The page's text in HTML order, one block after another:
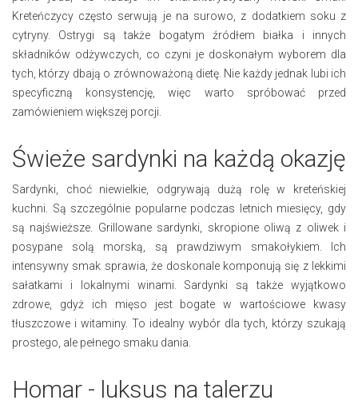
Kreteńczycy często serwują je na surowo, z dodatkiem soku z
cytryny. Ostrygi są także bogatym źródłem białka i innych
składników odżywczych, co czyni je doskonałym wyborem dla
tych, którzy dbają o zrównoważoną dietę. Nie każdy jednak lubi ich
specyficzną konsystencję, więc warto spróbować przed
zamówieniem większej porcji.
Świeże sardynki na każdą okazję
Sardynki, choć niewielkie, odgrywają dużą rolę w kreteńskiej
kuchni. Są szczególnie popularne podczas letnich miesięcy, gdy
są najświeższe. Grillowane sardynki, skropione oliwą z oliwek i
posypane solą morską, są prawdziwym smakołykiem. Ich
intensywny smak sprawia, że doskonale komponują się z lekkimi
sałatkami i lokalnymi winami. Sardynki są także wyjątkowo
zdrowe, gdyż ich mięso jest bogate w wartościowe kwasy
tłuszczowe i witaminy. To idealny wybór dla tych, którzy szukają
prostego, ale pełnego smaku dania.
Homar - luksus na talerzu